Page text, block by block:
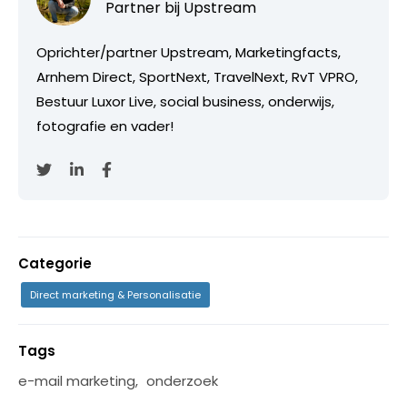
Partner bij Upstream
Oprichter/partner Upstream, Marketingfacts,
Arnhem Direct, SportNext, TravelNext, RvT VPRO,
Bestuur Luxor Live, social business, onderwijs,
fotografie en vader!
Categorie
Direct marketing & Personalisatie
Tags
e-mail marketing, onderzoek